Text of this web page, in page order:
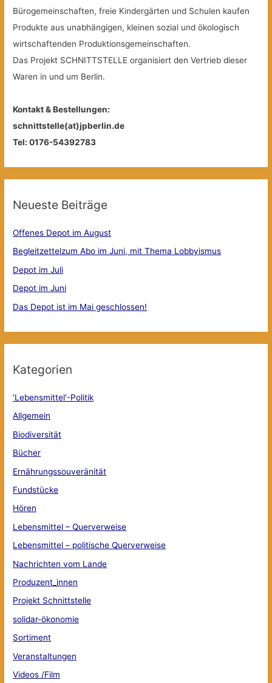
Bürogemeinschaften, freie Kindergärten und Schulen kaufen
Produkte aus unabhängigen, kleinen sozial und ökologisch
wirtschaftenden Produktionsgemeinschaften.
Das Projekt SCHNITTSTELLE organisiert den Vertrieb dieser
Waren in und um Berlin.
Kontakt & Bestellungen:
schnittstelle(at)jpberlin.de
Tel: 0176-54392783
Neueste Beiträge
Offenes Depot im August
Begleitzettelzum Abo im Juni, mit Thema Lobbyismus
Depot im Juli
Depot im Juni
Das Depot ist im Mai geschlossen!
Kategorien
'Lebensmittel'-Politik
Allgemein
Biodiversität
Bücher
Ernährungssouveränität
Fundstücke
Hören
Lebensmittel – Querverweise
Lebensmittel – politische Querverweise
Nachrichten vom Lande
Produzent_innen
Projekt Schnittstelle
solidar-ökonomie
Sortiment
Veranstaltungen
Videos /Film